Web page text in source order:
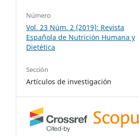
Número
Vol. 23 Núm. 2 (2019): Revista
Española de Nutrición Humana y
Dietética
Sección
Artículos de investigación